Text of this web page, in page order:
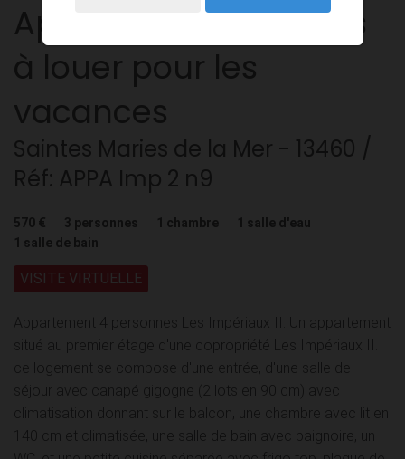
Appartement2 pièces
à louer pour les
vacances
Saintes Maries de la Mer - 13460 /
Réf: APPA Imp 2 n9
570 € 3 personnes 1 chambre 1 salle d'eau
1 salle de bain
VISITE VIRTUELLE
Appartement 4 personnes Les Impériaux II. Un appartement
situé au premier étage d'une copropriété Les Impériaux II.
ce logement se compose d'une entrée, d'une salle de
séjour avec canapé gigogne (2 lots en 90 cm) avec
climatisation donnant sur le balcon, une chambre avec lit en
140 cm et climatisée, une salle de bain avec baignoire, un